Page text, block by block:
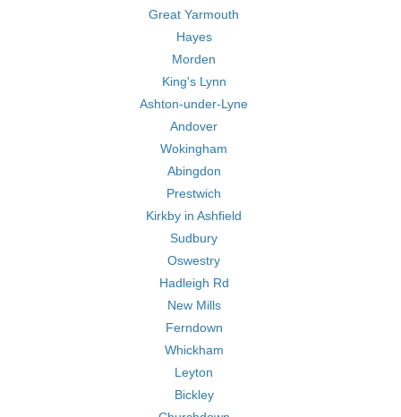
Great Yarmouth
Hayes
Morden
King's Lynn
Ashton-under-Lyne
Andover
Wokingham
Abingdon
Prestwich
Kirkby in Ashfield
Sudbury
Oswestry
Hadleigh Rd
New Mills
Ferndown
Whickham
Leyton
Bickley